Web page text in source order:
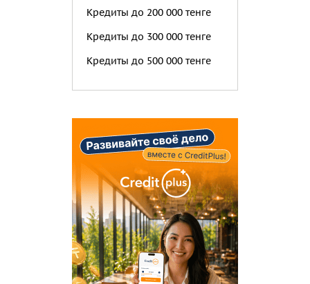
Кредиты до 200 000 тенге
Кредиты до 300 000 тенге
Кредиты до 500 000 тенге